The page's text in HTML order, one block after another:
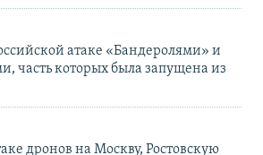
атаке «Бандеролями» и
часть которых была запущена из
дронов на Москву, Ростовскую